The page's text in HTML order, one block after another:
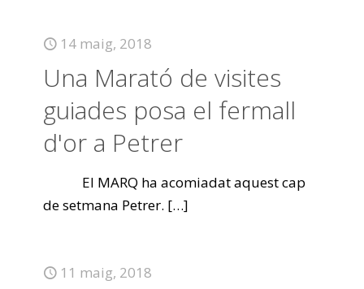
14 maig, 2018
Una Marató de visites
guiades posa el fermall
d'or a Petrer
El MARQ ha acomiadat aquest cap
de setmana Petrer. […]
11 maig, 2018